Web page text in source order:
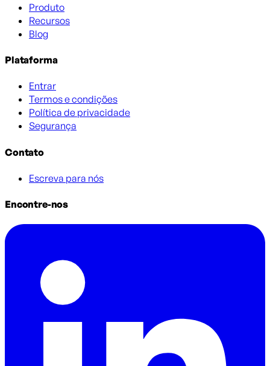
Produto
Recursos
Blog
Plataforma
Entrar
Termos e condições
Política de privacidade
Segurança
Contato
Escreva para nós
Encontre-nos